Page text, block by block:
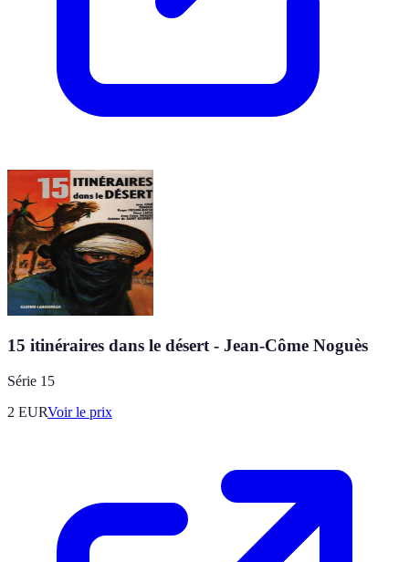
15 itinéraires dans le désert - Jean-Côme Noguès
Série 15
2 EURVoir le prix